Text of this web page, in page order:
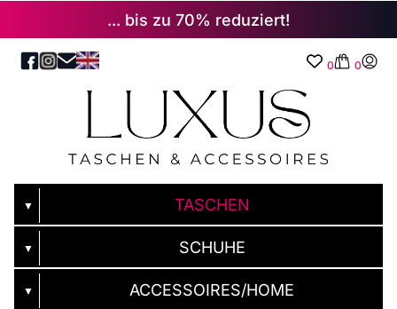
... bis zu 70% reduziert!
0 0
▼ TASCHEN
▼ SCHUHE
▼ ACCESSOIRES/HOME